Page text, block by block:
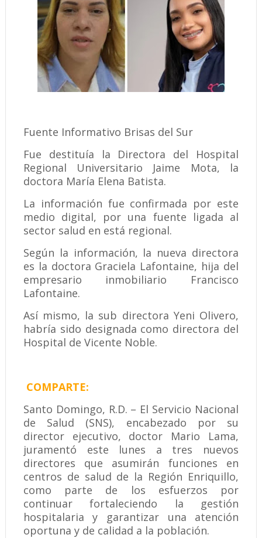
Fuente Informativo Brisas del Sur
Fue destituía la Directora del Hospital
Regional Universitario Jaime Mota, la
doctora María Elena Batista.
La información fue confirmada por este
medio digital, por una fuente ligada al
sector salud en está regional.
Según la información, la nueva directora
es la doctora Graciela Lafontaine, hija del
empresario inmobiliario Francisco
Lafontaine.
Así mismo, la sub directora Yeni Olivero,
habría sido designada como directora del
Hospital de Vicente Noble.
COMPARTE:
Santo Domingo, R.D. – El Servicio Nacional
de Salud (SNS), encabezado por su
director ejecutivo, doctor Mario Lama,
juramentó este lunes a tres nuevos
directores que asumirán funciones en
centros de salud de la Región Enriquillo,
como parte de los esfuerzos por
continuar fortaleciendo la gestión
hospitalaria y garantizar una atención
oportuna y de calidad a la población.